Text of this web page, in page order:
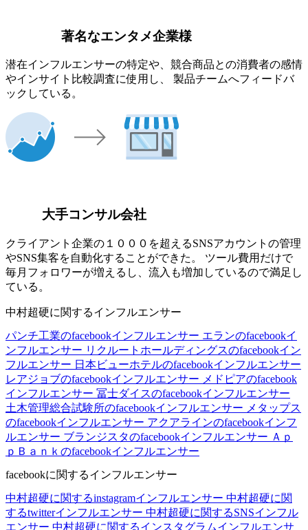
著名なエンタメ企業様
潜在インフルエンサーの特定や、競合商品との消費者の感情
やインサイト比較調査に使用し、 製品チームへフィードバ
ックしている。
大手コンサル会社
クライアント企業の１０００を超えるSNSアカウントの管理
やSNS集客を自動化することができた。 ツール費用だけで
毎月フォロワーが増えるし、流入も増加しているので満足し
ている。
中村超硬に関するインフルエンサー
パンチ工業のfacebookインフルエンサー エランのfacebookイ
ンフルエンサー リクルートホールディングスのfacebookイン
フルエンサー 日本ビューホテルのfacebookインフルエンサー
レアジョブのfacebookインフルエンサー メドピアのfacebook
インフルエンサー 冨士ダイスのfacebookインフルエンサー
土木管理総合試験所のfacebookインフルエンサー メタップス
のfacebookインフルエンサー アクアラインのfacebookインフ
ルエンサー ブランジスタのfacebookインフルエンサー Ａｐ
ｐＢａｎｋのfacebookインフルエンサー
facebookに関するインフルエンサー
中村超硬に関するinstagramインフルエンサー 中村超硬に関
するtwitterインフルエンサー 中村超硬に関するSNSインフル
エンサー 中村超硬に関するインスタグラムインフルエンサ